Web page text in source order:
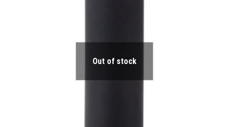
Out of stock